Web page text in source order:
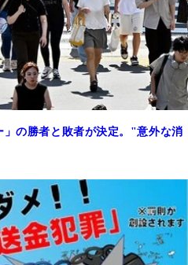
」の勝者と敗者が決定。"意外な消